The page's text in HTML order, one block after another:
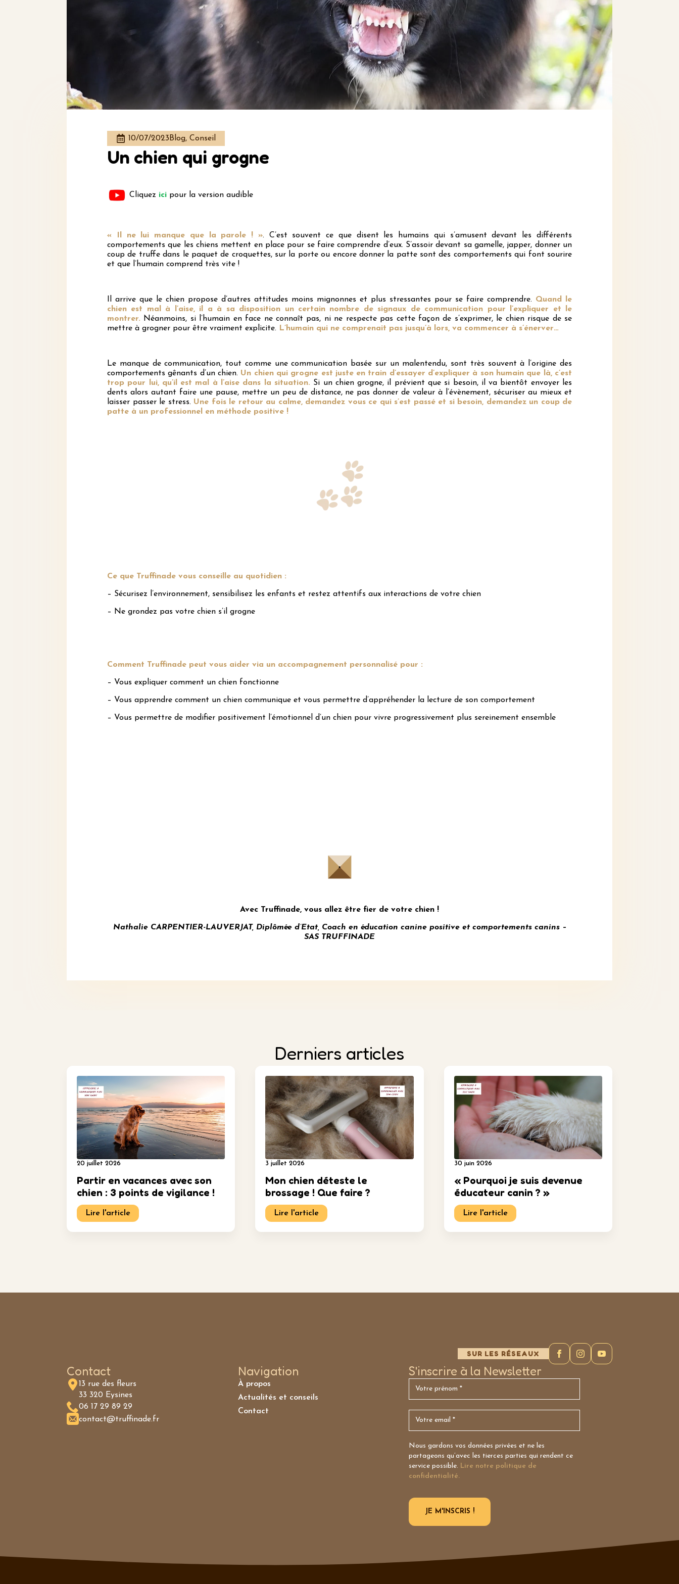
10/07/2023 Blog, Conseil
Un chien qui grogne
Cliquez ici pour la version audible
« Il ne lui manque que la parole ! ». C’est souvent ce que disent les humains qui s’amusent devant les différents
comportements que les chiens mettent en place pour se faire comprendre d’eux. S’assoir devant sa gamelle, japper, donner un
coup de truffe dans le paquet de croquettes, sur la porte ou encore donner la patte sont des comportements qui font sourire
et que l’humain comprend très vite !
Il arrive que le chien propose d’autres attitudes moins mignonnes et plus stressantes pour se faire comprendre. Quand le
chien est mal à l’aise, il a à sa disposition un certain nombre de signaux de communication pour l’expliquer et le
montrer.
Néanmoins, si l’humain en face ne connaît pas, ni ne respecte pas cette façon de s’exprimer, le chien risque de se
mettre à grogner pour être vraiment explicite.
L’humain qui ne comprenait pas jusqu’à lors, va commencer à s’énerver…
Le manque de communication, tout comme une communication basée sur un malentendu, sont très souvent à l’origine des
comportements gênants d’un chien. Un chien qui grogne est juste en train d’essayer d’expliquer à son humain que là, c’est
trop pour lui, qu’il est mal à l’aise dans la situation. Si un chien grogne, il prévient que si besoin, il va bientôt envoyer les
dents alors autant faire une pause, mettre un peu de distance, ne pas donner de valeur à l’évènement, sécuriser au mieux et
laisser passer le stress. Une fois le retour au calme, demandez vous ce qui s’est passé et si besoin, demandez un coup de
patte à un professionnel en méthode positive !
Ce que Truffinade vous conseille au quotidien :
– Sécurisez l’environnement, sensibilisez les enfants et restez attentifs aux interactions de votre chien
– Ne grondez pas votre chien s’il grogne
Comment Truffinade peut vous aider via un accompagnement personnalisé pour :
– Vous expliquer comment un chien fonctionne
– Vous apprendre comment un chien communique et vous permettre d’appréhender la lecture de son comportement
– Vous permettre de modifier positivement l’émotionnel d’un chien pour vivre progressivement plus sereinement ensemble
Avec Truffinade, vous allez être fier de votre chien !
Nathalie CARPENTIER-LAUVERJAT, Diplômée d’Etat, Coach en éducation canine positive et comportements canins –
SAS TRUFFINADE
Derniers articles
Partir en vacances avec son
chien : 3 points de vigilance !
20 juillet 2026
Lire l'article
Mon chien déteste le
brossage ! Que faire ?
3 juillet 2026
Lire l'article
« Pourquoi je suis devenue
éducateur canin ? »
30 juin 2026
Lire l'article
SUR LES RÉSEAUX
Contact
13 rue des fleurs
33 320 Eysines
06 17 29 89 29
contact@truffinade.fr
Navigation
À propos
Actualités et conseils
Contact
S'inscrire à la Newsletter
Nous gardons vos données privées et ne les
partageons qu’avec les tierces parties qui rendent ce
service possible. Lire notre politique de
confidentialité.